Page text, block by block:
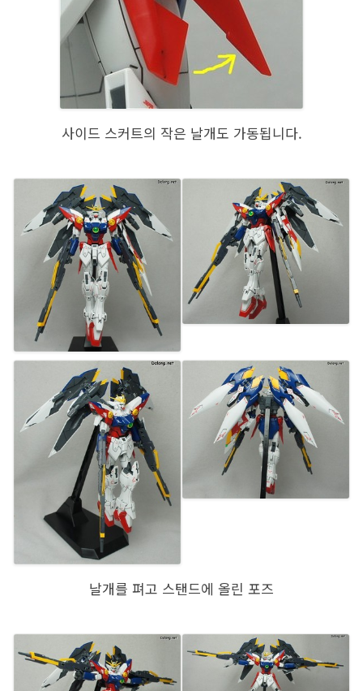
사이드 스커트의 작은 날개도 가동됩니다.
날개를 펴고 스탠드에 올린 포즈